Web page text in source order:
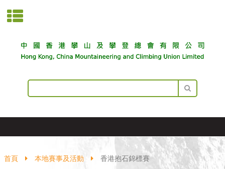
首頁 本地賽事及活動 香港抱石錦標賽